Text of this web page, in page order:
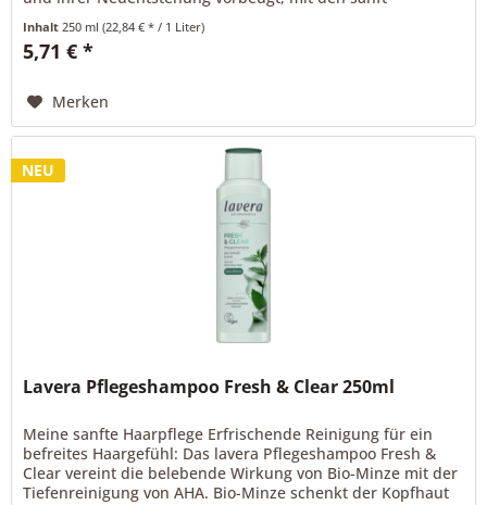
Inhalt 250 ml(22,84 € * / 1 Liter)
5,71 € *
Merken
NEU
Lavera Pflegeshampoo Fresh & Clear 250ml
Meine sanfte Haarpflege Erfrischende Reinigung für ein
befreites Haargefühl: Das lavera Pflegeshampoo Fresh &
Clear vereint die belebende Wirkung von Bio-Minze mit der
Tiefenreinigung von AHA. Bio-Minze schenkt der Kopfhaut